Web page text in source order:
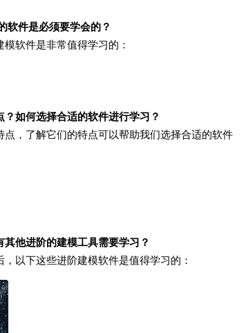
软件是必须要学会的？
软件是非常值得学习的：
如何选择合适的软件进行学习？
，了解它们的特点可以帮助我们选择合适的软件
他进阶的建模工具需要学习？
以下这些进阶建模软件是值得学习的：